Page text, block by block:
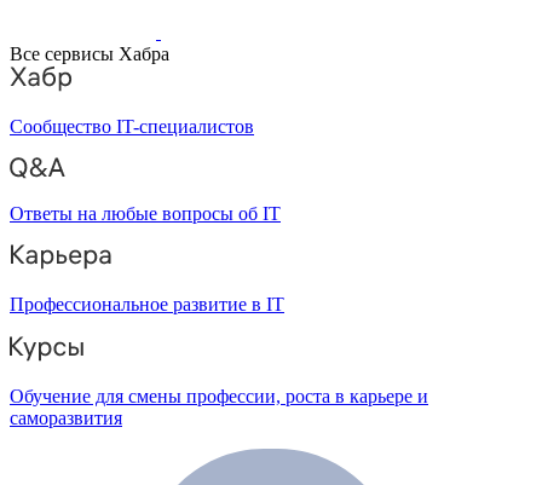
Все сервисы Хабра
Сообщество IT-специалистов
Ответы на любые вопросы об IT
Профессиональное развитие в IT
Обучение для смены профессии, роста в карьере и
саморазвития